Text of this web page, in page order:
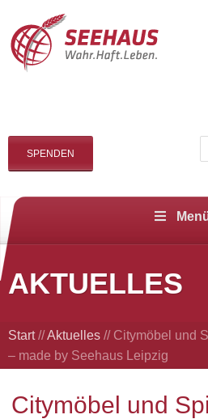
SPENDEN
AKTUELLES
Start//Aktuelles // Citymöbel und
– made by Seehaus Leipzig
Citymöbel und